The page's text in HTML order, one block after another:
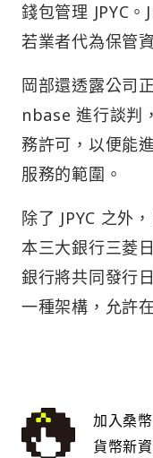
錢包管理 JPYC。
若業者代為保管
岡部還透露公司
nbase 進行談判
務許可，以便能
服務的範圍。
除了 JPYC 之外
本三大銀行三菱
銀行將共同發行
一種架構，允許
加入桑
貨幣新資